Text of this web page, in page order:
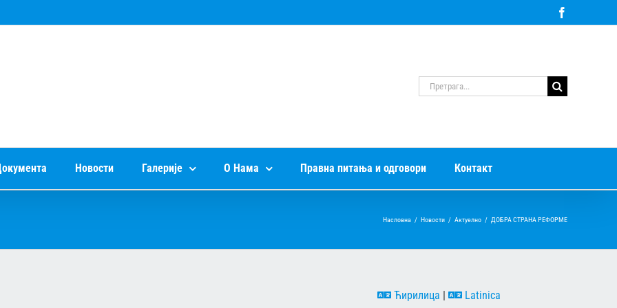
Претрага
за:
Новости Галерије О Нама Правна питања и одговори Контакт
Насловна / Новости / Актуелно / ДОБРА СТРАНА РЕФОРМЕ
Ћирилица Latinica